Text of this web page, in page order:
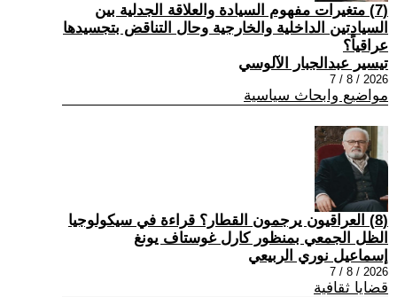
(7) متغيرات مفهوم السيادة والعلاقة الجدلية بين
السيادتين الداخلية والخارجية وحال التناقض بتجسيدها
عراقياً؟
تيسير عبدالجبار الآلوسي
2026 / 8 / 7
مواضيع وابحاث سياسية
(8) العراقيون يرجمون القطار؟ قراءة في سيكولوجيا
الظل الجمعي بمنظور كارل غوستاف يونغ
إسماعيل نوري الربيعي
2026 / 8 / 7
قضايا ثقافية